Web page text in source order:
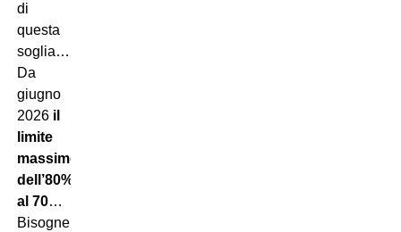
di
questa
soglia…
Da
giugno
2026il
limite
massimo
dell’80% passerà
al 70…
Bisognerà